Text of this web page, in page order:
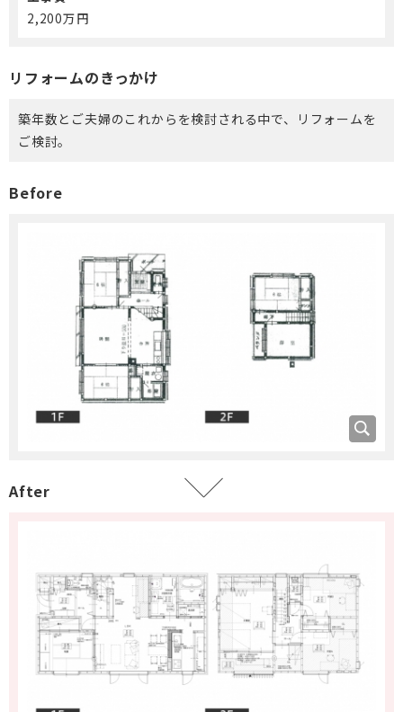
2,200万円
リフォームのきっかけ
築年数とご夫婦のこれからを検討される中で、リフォームを
ご検討。
Before
After